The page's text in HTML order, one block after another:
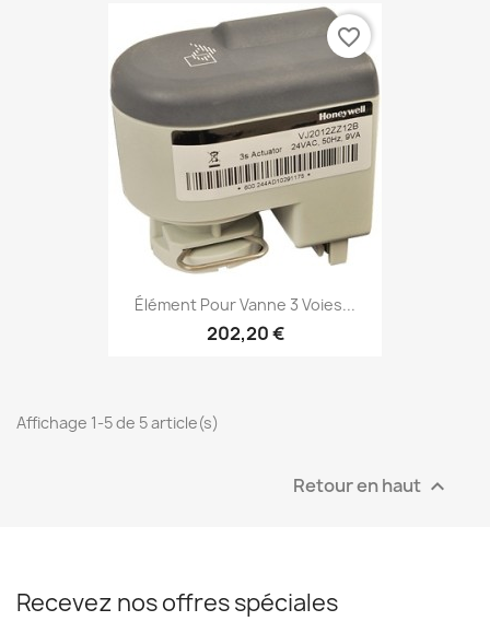
Élément Pour Vanne 3 Voies...
202,20 €
favorite_border
Affichage 1-5 de 5 article(s)
Retour en haut 
Recevez nos offres spéciales